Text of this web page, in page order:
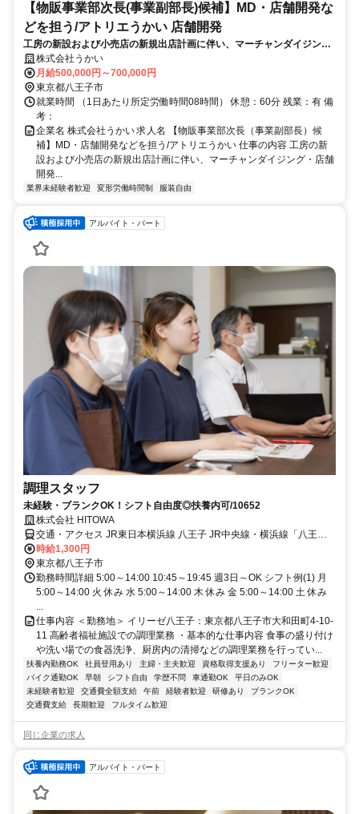
【物販事業部次長(事業副部長)候補】MD・店舗開発な
どを担う/アトリエうかい 店舗開発
工房の新設および小売店の新規出店計画に伴い、マーチャンダイジン
グ・店舗開発・部門連携の強化が急務となっており、事業部長と並走し
ながら事業再構築を担うリーダーを募集します。
株式会社うかい
月給500,000円～700,000円
東京都八王子市
就業時間 （1日あたり所定労働時間08時間） 休憩：60分 残業：有 備
考：
企業名 株式会社うかい 求人名 【物販事業部次長（事業副部長）候
補】MD・店舗開発などを担う/アトリエうかい 仕事の内容 工房の新
設および小売店の新規出店計画に伴い、マーチャンダイジング・店舗
開発...
業界未経験者歓迎 変形労働時間制 服装自由
アルバイト・パート
調理スタッフ
未経験・ブランクOK！シフト自由度◎扶養内可/10652
株式会社 HITOWA
交通・アクセス JR東日本横浜線 八王子 JR中央線・横浜線「八王子
駅」/バス10分
時給1,300円
東京都八王子市
勤務時間詳細 5:00～14:00 10:45～19:45 週3日～OK シフト例(1) 月
5:00～14:00 火 休み 水 5:00～14:00 木 休み 金 5:00～14:00 土 休み
仕事内容 ＜勤務地＞ イリーゼ八王子：東京都八王子市大和田町4-10-
11 高齢者福祉施設での調理業務 ・基本的な仕事内容 食事の盛り付け
や洗い場での食器洗浄、厨房内の清掃などの調理業務を行ってい...
扶養内勤務OK 社員登用あり 主婦・主夫歓迎 資格取得支援あり
フリーター歓迎
バイク通勤OK
早朝 シフト自由 学歴不問 車通勤OK
平日のみOK
未経験者歓迎
交通費全額支給 午前 経験者歓迎 研修あり
ブランクOK
交通費支給
長期歓迎 フルタイム歓迎
同じ企業の求人
アルバイト・パート